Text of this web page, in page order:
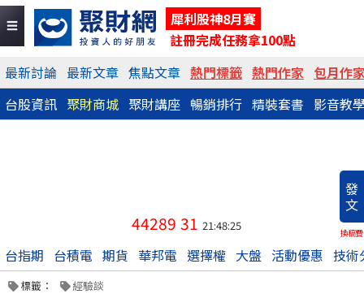
犀利股神8月賽
註冊完成任務拿100點
最新討論 最新文章 焦點文章 熱門標籤 熱門作家 包月作
台股資訊 聚財商城 聚財講座 暢銷排行 精裝套書 影音教
發
文
換稿費
44289 31 21:48:25
台指期 台積電 期貨 華邦電 選擇權 大盤 活動優惠 技術
標籤： 經驗談